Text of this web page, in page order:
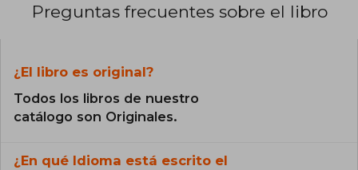
Preguntas frecuentes sobre el libro
¿El libro es original?
Todos los libros de nuestro
catálogo son Originales.
¿En qué Idioma está escrito el